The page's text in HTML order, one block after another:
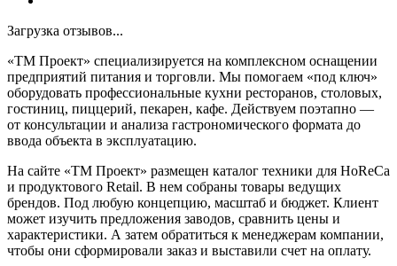
Загрузка отзывов...
«ТМ Проект» специализируется на комплексном оснащении
предприятий питания и торговли. Мы помогаем «под ключ»
оборудовать профессиональные кухни ресторанов, столовых,
гостиниц, пиццерий, пекарен, кафе. Действуем поэтапно —
от консультации и анализа гастрономического формата до
ввода объекта в эксплуатацию.
На сайте «ТМ Проект» размещен каталог техники для HoReCa
и продуктового Retail. В нем собраны товары ведущих
брендов. Под любую концепцию, масштаб и бюджет. Клиент
может изучить предложения заводов, сравнить цены и
характеристики. А затем обратиться к менеджерам компании,
чтобы они сформировали заказ и выставили счет на оплату.